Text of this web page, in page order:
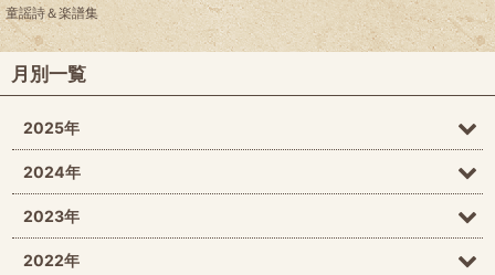
童謡詩＆楽譜集
月別一覧
2025年
2024年
2023年
2022年